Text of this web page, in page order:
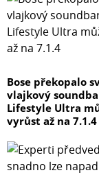
Bose překopalo
vlajkový
Lifestyle Ultra
vyrůst až na 7.1.4